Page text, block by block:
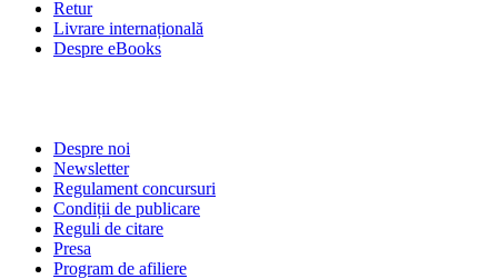
Retur
Livrare internațională
Despre eBooks
Despre noi
Newsletter
Regulament concursuri
Condiții de publicare
Reguli de citare
Presa
Program de afiliere